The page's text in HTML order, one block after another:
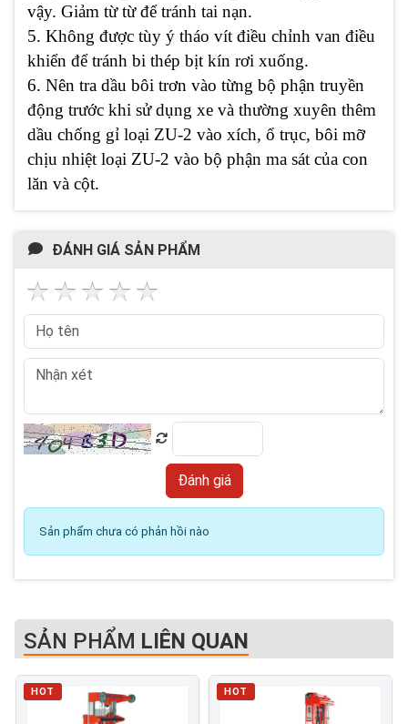
vậy. Giảm từ từ để tránh tai nạn.
5. Không được tùy ý tháo vít điều chỉnh van điều
khiển để tránh bi thép bịt kín rơi xuống.
6. Nên tra dầu bôi trơn vào từng bộ phận truyền
động trước khi sử dụng xe và thường xuyên thêm
dầu chống gỉ loại ZU-2 vào xích, ổ trục, bôi mỡ
chịu nhiệt loại ZU-2 vào bộ phận ma sát của con
lăn và cột.
ĐÁNH GIÁ SẢN PHẨM
Sản phẩm chưa có phản hồi nào
SẢN PHẨM LIÊN QUAN
HOT HOT